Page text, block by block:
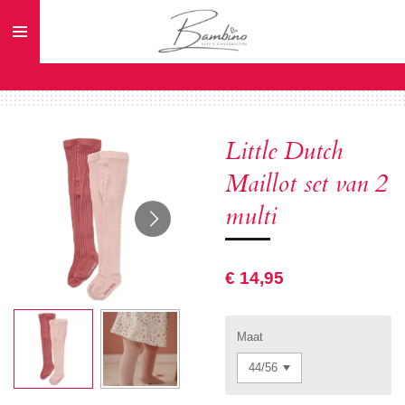
direct
hoofdinhoud
Little Dutch
Maillot set van 2
multi
€ 14,95
Maat